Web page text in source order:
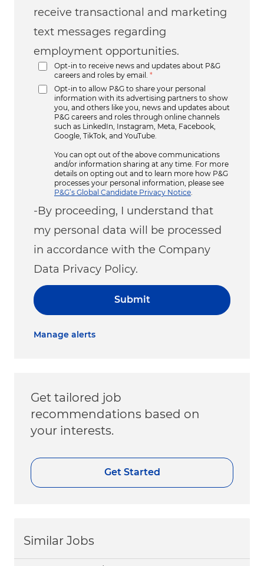
receive transactional and marketing
text messages regarding
employment opportunities.
Opt-in to receive news and updates about P&G
careers and roles by email.
*
Opt-in to allow P&G to share your personal
information with its advertising partners to show
you, and others like you, news and updates about
P&G careers and roles through online channels
such as LinkedIn, Instagram, Meta, Facebook,
Google, TikTok, and YouTube.
You can opt out of the above communications
and/or information sharing at any time. For more
details on opting out and to learn more how P&G
processes your personal information, please see
P&G’s Global Candidate Privacy Notice
-By proceeding, I understand that
my personal data will be processed
in accordance with the Company
Data Privacy Policy.
Submit
Manage alerts
Get tailored job
recommendations based on
your interests.
Get Started
Similar Jobs